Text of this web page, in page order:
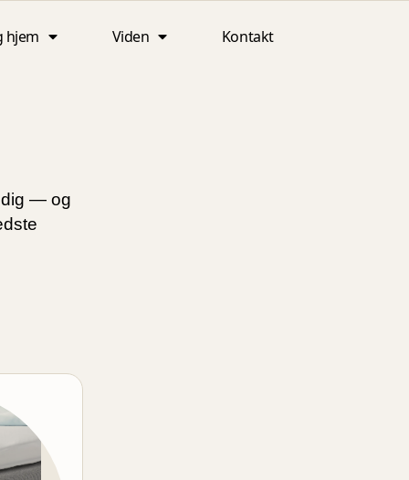
hjem Viden Kontakt
dig — og